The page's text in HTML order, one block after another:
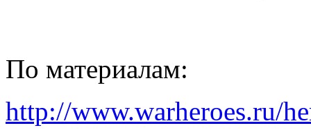
По материалам:
http://www.warheroes.ru/